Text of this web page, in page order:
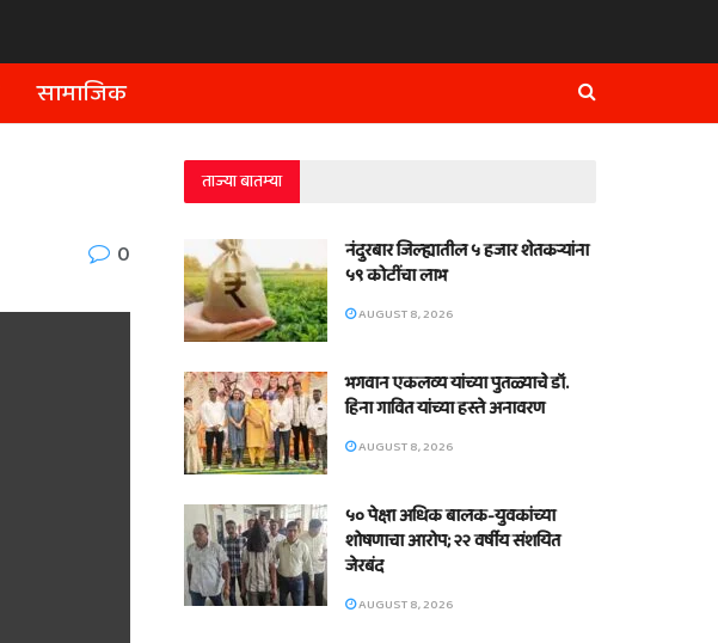
सामाजिक
0
ताज्या बातम्या
नंदुरबार जिल्ह्यातील ५ हजार शेतकऱ्यांना
५९ कोटींचा लाभ
AUGUST 8, 2026
भगवान एकलव्य यांच्या पुतळ्याचे डॉ.
हिना गावित यांच्या हस्ते अनावरण
AUGUST 8, 2026
५० पेक्षा अधिक बालक-युवकांच्या
शोषणाचा आरोप; २२ वर्षीय संशयित
जेरबंद
AUGUST 8, 2026